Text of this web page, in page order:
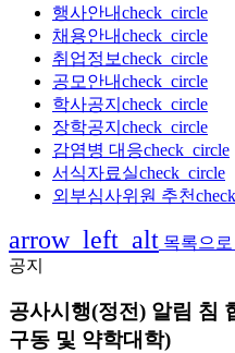
행사안내check_circle
채용안내check_circle
취업정보check_circle
공모안내check_circle
학사공지 check_circle
장학공지 check_circle
감염병 대응check_circle
서식자료실check_circle
외부심사위원 추천
arrow_left_alt 목록으로
공지
공사시행(정전) 알림 침
구동 및 약학대학)